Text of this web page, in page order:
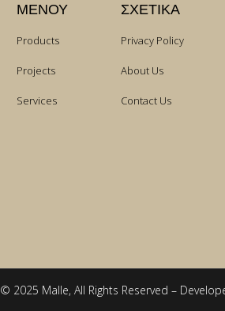
ΜΕΝΟΥ
Products
Projects
Services
ΣΧΕΤΙΚΑ
Privacy Policy
About Us
Contact Us
© 2025 Malle, All Rights Reserved –